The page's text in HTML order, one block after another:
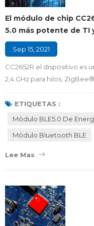
El módulo de chip
5.0 más potente de TI
Sep 15, 2021
CC2652R el dispositivo es
2,4 GHz para hilos,
802.15.4g, objeto
sun® y sistemas
CC2652R tiene una RF
de 1 μa y una capacidad ...
ETIQUETAS :
Módulo BLE5.0 De
Módulo Bluetooth BLE
Lee Mas